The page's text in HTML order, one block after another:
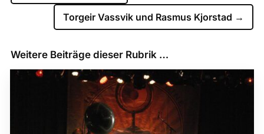
Torgeir Vassvik und Rasmus Kjorstad →
Weitere Beiträge dieser Rubrik …